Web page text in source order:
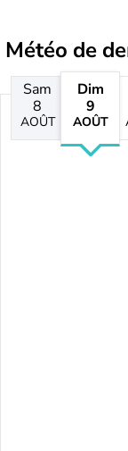
Météo de
Sam
8
AOÛT
Dim
9
AOÛT